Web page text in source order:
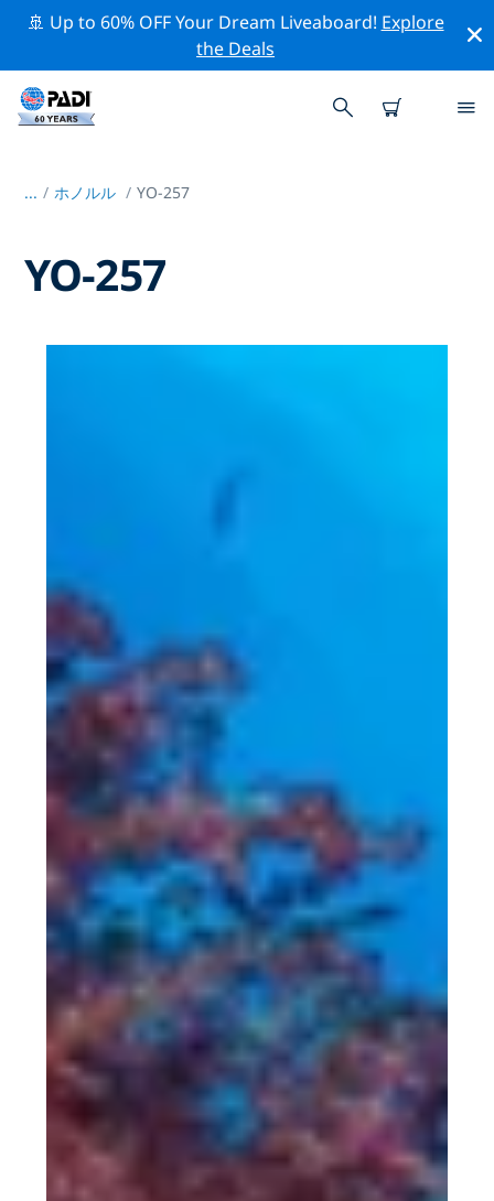
🚢 Up to 60% OFF Your Dream Liveaboard! Explore
the Deals
... / ホノルル YO-257
YO-257